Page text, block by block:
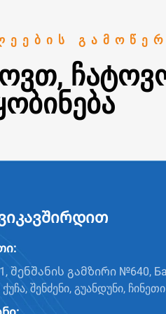
შენშანის გამზირი №640,
შენძენი, გუანდუნი, ჩინეთი